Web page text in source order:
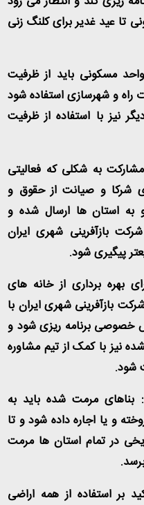
تا عید غدیر برای کلنگ زنی
در ساخت ۳۰ هزار واحد مسکونی باید از ظرفیت
راه و شهرسازی استفاده شود
دیگر نیز با استفاده از ظرفیت
به شکلی که فعالیتی
شرکا و صیانت از حقوق و
و به استان ها ارسال شده و
بازآفرینی شهری ایران
پیگیری شود.
بهره برداری از خانه های
بازآفرینی شهری ایران با
خصوصی برنامه ریزی شود و
نیز با کمک از تیم مشاوره
شود.
بناهای مرمت شده باید به
و یا اجاره داده شود و تا
در تمام استان ها مرمت
.
بر استفاده از همه اراضی